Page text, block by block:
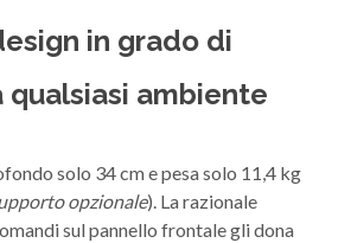
in grado di
qualsiasi ambiente
solo 34 cm e pesa solo 11,4 kg
opzionale). La razionale
sul pannello frontale gli dona